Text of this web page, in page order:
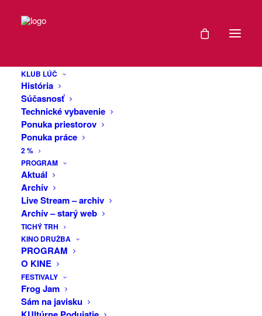
KLUB LÚČ
História
Súčasnosť
Technické vybavenie
Ponuka priestorov
Ponuka práce
2 %
PROGRAM
Aktuál
Archív
Live Stream – archiv
Archív – starý web
TICHÝ TRH
KINO DRUŽBA
PROGRAM
O KINE
FESTIVALY
Frog Jam
Sám na javisku
filmov a seriálov
roka 2021
Rok 2021 bol opäť zaťažený pandémiou,
mimoriadne diela v oblasti svetovej
kinematografie a seriálovej televíznej
predstavíme len to najlepšie z
moderného vnímania audiovizuálneho
umenia. Je pozoruhodné, ako sa tento
druh tvorby stále vyvíja a hľadá nové
cesty ako zaujať často presýtených
divákov a diváčky. Nestrácajte čas s
priemernosťou a balastom. K slovu sa
tentoraz dostane iba kvalita. A
DÁTUM